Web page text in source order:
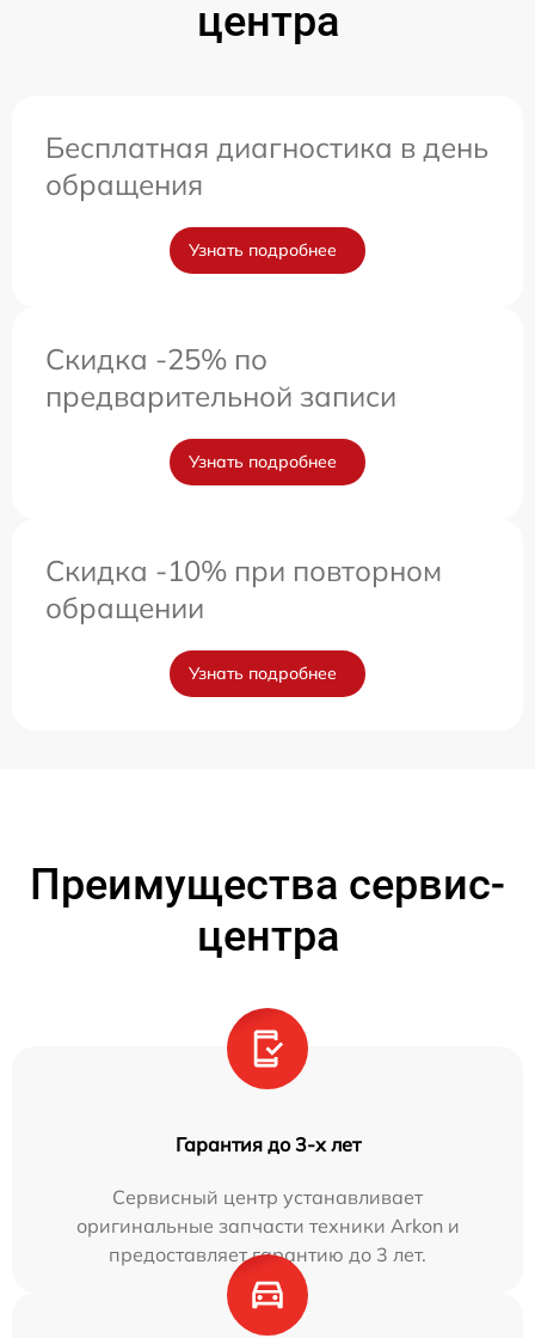
центра
Бесплатная диагностика в день
обращения
Узнать подробнее
Скидка -25% по
предварительной записи
Узнать подробнее
Скидка -10% при повторном
обращении
Узнать подробнее
Преимущества сервис-
центра
Гарантия до 3-х лет
Сервисный центр устанавливает
оригинальные запчасти техники Arkon и
предоставляет гарантию до 3 лет.